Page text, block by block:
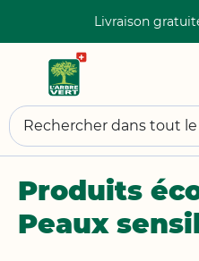
Livraison
Chercher
Produits
Peaux